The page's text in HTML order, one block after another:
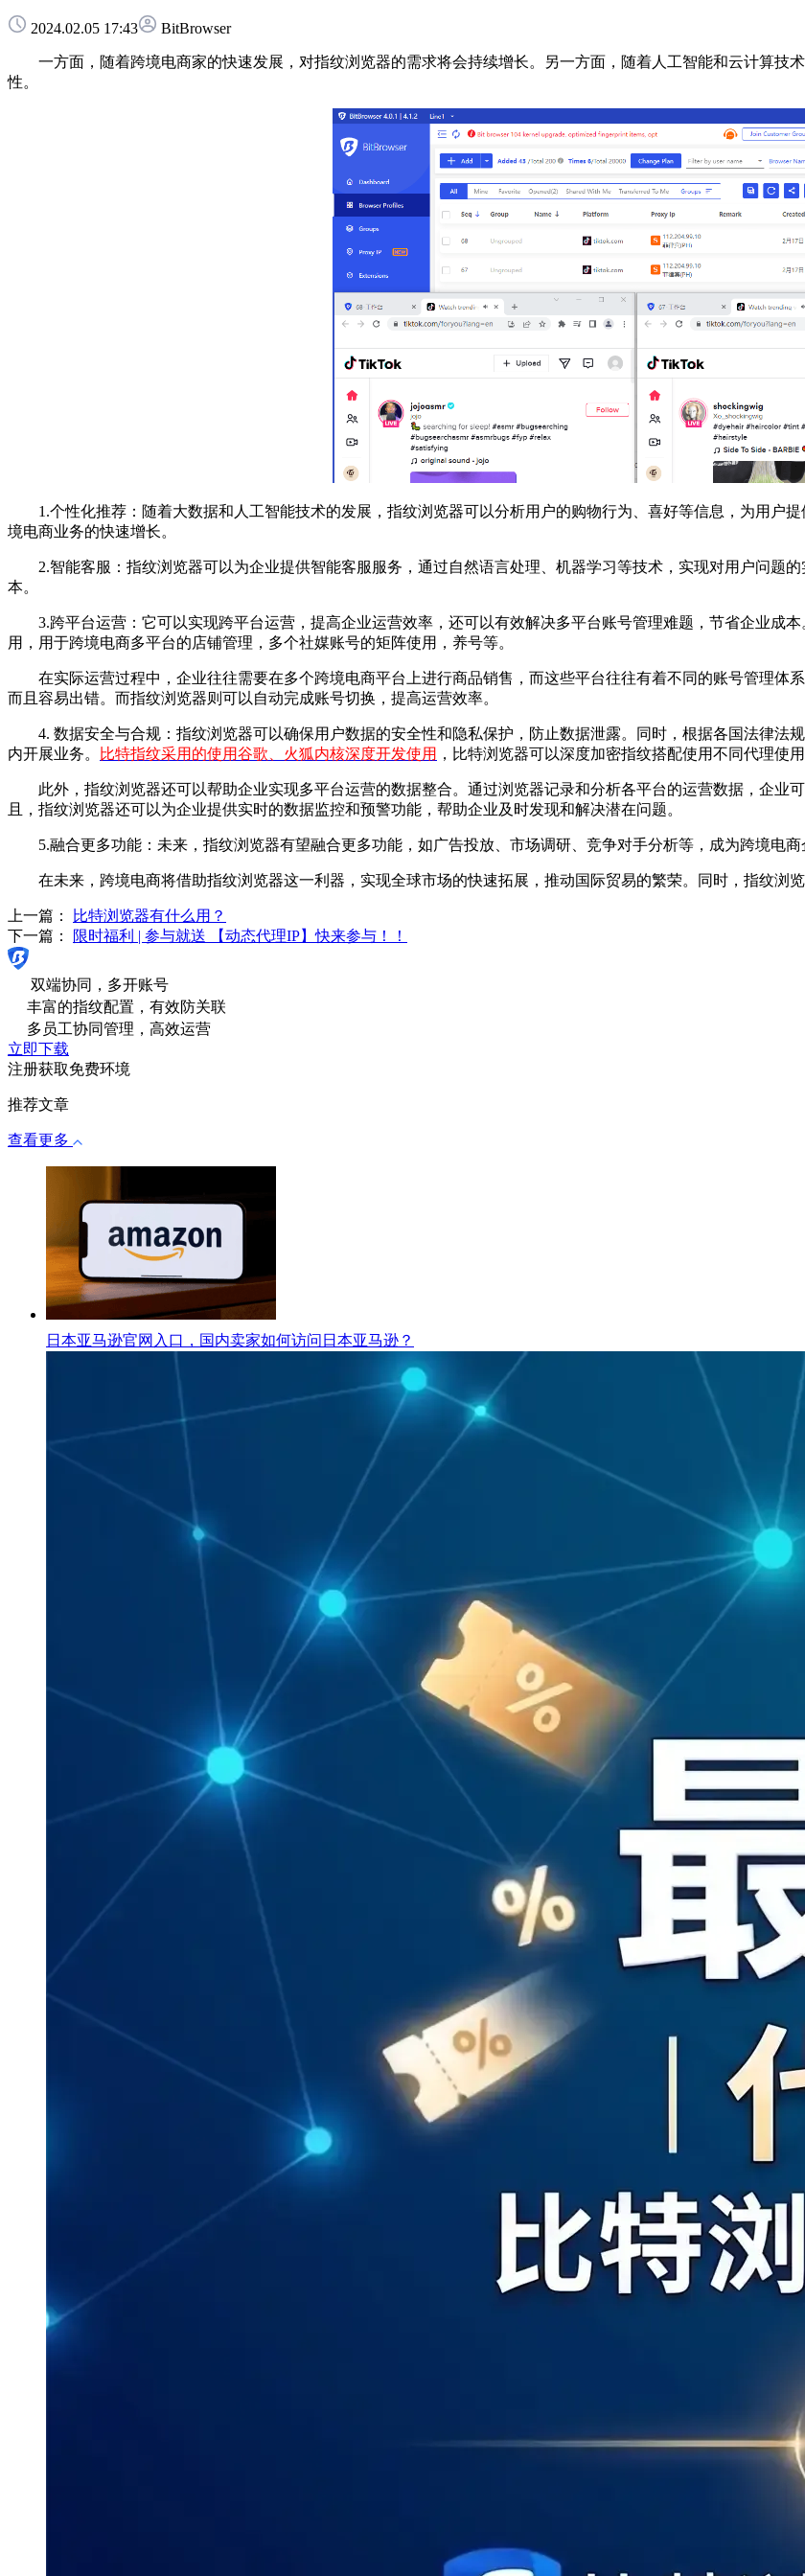
2024.02.05 17:43 BitBrowser
一方面，随着跨境电商家的快速发展，对指纹浏览器的需求将会持续增长。另一方面，随着人工智能和云计算技
性。
1.个性化推荐：随着大数据和人工智能技术的发展，指纹浏览器可以分析用户的购物行为、喜好等信息，为用户
境电商业务的快速增长。
2.智能客服：指纹浏览器可以为企业提供智能客服服务，通过自然语言处理、机器学习等技术，实现对用户问题
本。
3.跨平台运营：它可以实现跨平台运营，提高企业运营效率，还可以有效解决多平台账号管理难题，节省企业成
用，用于跨境电商多平台的店铺管理，多个社媒账号的矩阵使用，养号等。
在实际运营过程中，企业往往需要在多个跨境电商平台上进行商品销售，而这些平台往往有着不同的账号管理体
而且容易出错。而指纹浏览器则可以自动完成账号切换，提高运营效率。
4. 数据安全与合规：指纹浏览器可以确保用户数据的安全性和隐私保护，防止数据泄露。同时，根据各国法律法
内开展业务。
比特指纹采用的使用谷歌、火狐内核深度开发使用 ，比特浏览器可以深度加密指纹搭配使用不同代理使
此外，指纹浏览器还可以帮助企业实现多平台运营的数据整合。通过浏览器记录和分析各平台的运营数据，企业
且，指纹浏览器还可以为企业提供实时的数据监控和预警功能，帮助企业及时发现和解决潜在问题。
5.融合更多功能：未来，指纹浏览器有望融合更多功能，如广告投放、市场调研、竞争对手分析等，成为跨境电商
在未来，跨境电商将借助指纹浏览器这一利器，实现全球市场的快速拓展，推动国际贸易的繁荣。同时，指纹浏览
上一篇：
比特浏览器有什么用？
下一篇：
限时福利 | 参与就送 【动态代理IP】快来参与！！
双端协同，多开账号
丰富的指纹配置，有效防关联
多员工协同管理，高效运营
立即下载
注册获取免费环境
推荐文章
查看更多
日本亚马逊官网入口，国内卖家如何访问日本亚马逊？